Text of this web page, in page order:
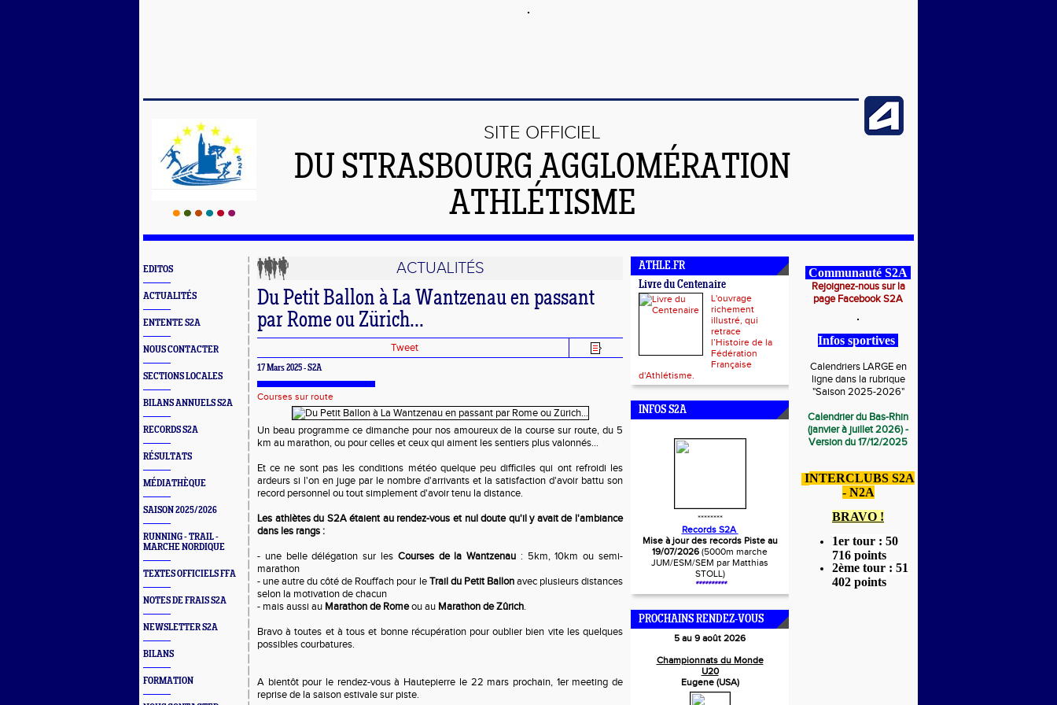
SITE OFFICIEL
DU STRASBOURG AGGLOMÉRATION
ATHLÉTISME
EDITOS
ACTUALITÉS
ENTENTE S2A
NOUS CONTACTER
SECTIONS LOCALES
BILANS ANNUELS S2A
RECORDS S2A
RÉSULTATS
MÉDIATHÈQUE
SAISON 2025/2026
RUNNING - TRAIL -
MARCHE NORDIQUE
TEXTES OFFICIELS FFA
NOTES DE FRAIS S2A
NEWSLETTER S2A
BILANS
FORMATION
ACTUALITÉS
Du Petit Ballon à La Wantzenau en passant
par Rome ou Zürich...
Tweet
17 Mars 2025 - S2A
Courses sur route
Un beau programme ce dimanche pour nos amoureux de la course sur route, du 5
km au marathon, ou pour celles et ceux qui aiment les sentiers plus valonnés...
Et ce ne sont pas les conditions météo quelque peu difficiles qui ont refroidi les
ardeurs si l'on en juge par le nombre d'arrivants et la satisfaction d'avoir battu son
record personnel ou tout simplement d'avoir tenu la distance.
Les athlètes du S2A étaient au rendez-vous et nul doute qu'il y avait de l'ambiance
dans les rangs :
- une belle délégation sur les Courses de la Wantzenau : 5km, 10km ou semi-
marathon
- une autre du côté de Rouffach pour leTrail du Petit Ballonavec plusieurs distances
selon la motivation de chacun
- mais aussi au Marathon de Romeou au Marathon de Zûrich.
Bravo à toutes et à tous et bonne récupération pour oublier bien vite les quelques
possibles courbatures.
A bientôt pour le rendez-vous à Hautepierre le 22 mars prochain, 1er meeting de
reprise de la saison estivale sur piste.
ATHLE.FR
Livre du Centenaire
L'ouvrage
richement
illustré, qui
retrace
l’Histoire de la
Fédération
Française
d'Athlétisme.
INFOS S2A
********
Records S2A
Mise à jour des records Piste au
19/07/2026 (5000m marche
JUM/ESM/SEM par Matthias
STOLL)
**********
PROCHAINS RENDEZ-VOUS
5 au 9 août 2026
Championnats du Monde
U20
Eugene (USA)
Communauté S2A
Rejoignez-nous sur la
page Facebook S2A
Infos sportives
Calendriers LARGE en
ligne dans la rubrique
"Saison 2025-2026"
Calendrier du Bas-Rhin
(janvier à juillet 2026) -
Version du 17/12/2025
INTERCLUBS S2A
- N2A
BRAVO !
1er tour : 50
716 points
2ème tour : 51
402 points